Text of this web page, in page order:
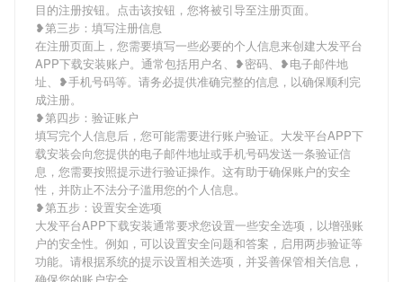
目的注册按钮。点击该按钮，您将被引导至注册页面。
❥第三步：填写注册信息
在注册页面上，您需要填写一些必要的个人信息来创建大发平台
APP下载安装账户。通常包括用户名、❥密码、❥电子邮件地
址、❥手机号码等。请务必提供准确完整的信息，以确保顺利完
成注册。
❥第四步：验证账户
填写完个人信息后，您可能需要进行账户验证。大发平台APP下
载安装会向您提供的电子邮件地址或手机号码发送一条验证信
息，您需要按照提示进行验证操作。这有助于确保账户的安全
性，并防止不法分子滥用您的个人信息。
❥第五步：设置安全选项
大发平台APP下载安装通常要求您设置一些安全选项，以增强账
户的安全性。例如，可以设置安全问题和答案，启用两步验证等
功能。请根据系统的提示设置相关选项，并妥善保管相关信息，